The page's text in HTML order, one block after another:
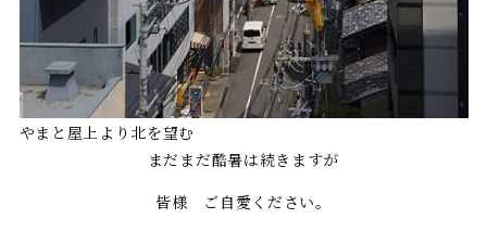
やまと屋上より北を望む
まだまだ酷暑は続きますが
皆様 ご自愛ください。